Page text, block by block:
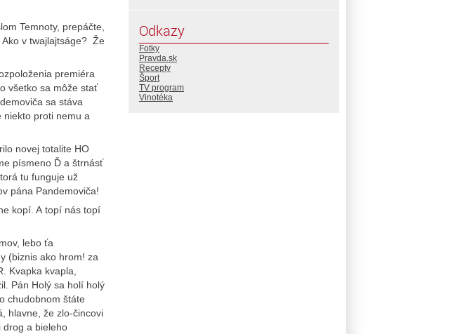
Temnoty, prepáčte,
v twajlajtságe? Že
premiéra
všetko sa môže stať
sa stáva
proti nemu a
novej totalite HO
písmeno Ď a štrnásť
tu funguje už
pána Pandemoviča!
kopí. A topí nás topí
lebo ťa
(biznis ako hrom! za
Kvapka kvapla,
Pán Holý sa holí holý
chudobnom štáte
hlavne, že zlo-čincovi
drog a bieleho
Odkazy
Fotky
Pravda.sk
Recepty
Šport
TV program
Vinotéka